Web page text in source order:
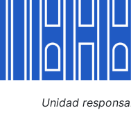
Mostrar/Ocultar
Mostrar/Ocultar
Mostrar/Ocultar
Unidad